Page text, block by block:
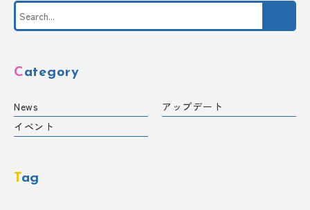
Category
News
アップデート
イベント
Tag